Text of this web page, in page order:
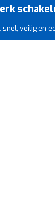
snel, veilig en